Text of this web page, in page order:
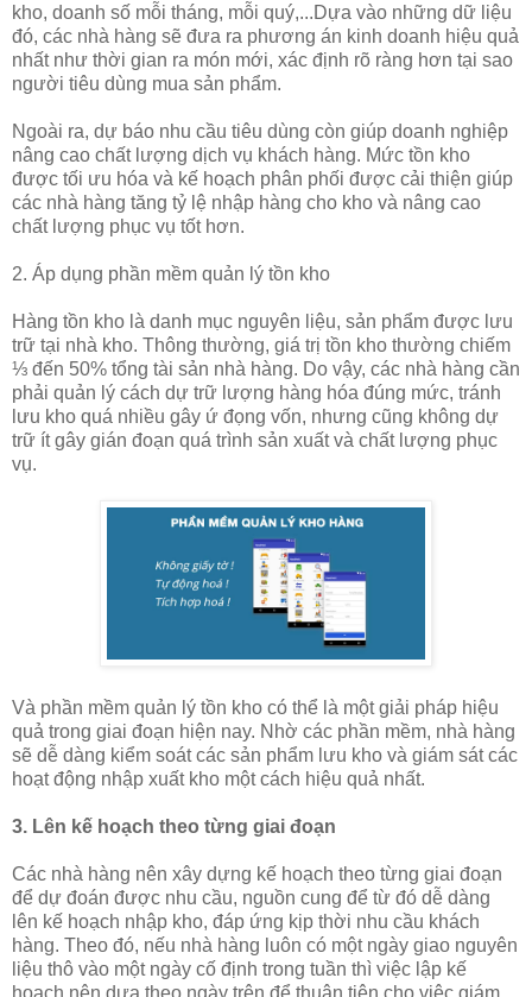
kho, doanh số mỗi tháng, mỗi quý,...Dựa vào những dữ liệu
đó, các nhà hàng sẽ đưa ra phương án kinh doanh hiệu quả
nhất như thời gian ra món mới, xác định rõ ràng hơn tại sao
người tiêu dùng mua sản phẩm.
Ngoài ra, dự báo nhu cầu tiêu dùng còn giúp doanh nghiệp
nâng cao chất lượng dịch vụ khách hàng. Mức tồn kho
được tối ưu hóa và kế hoạch phân phối được cải thiện giúp
các nhà hàng tăng tỷ lệ nhập hàng cho kho và nâng cao
chất lượng phục vụ tốt hơn.
2. Áp dụng phần mềm quản lý tồn kho
Hàng tồn kho là danh mục nguyên liệu, sản phẩm được lưu
trữ tại nhà kho. Thông thường, giá trị tồn kho thường chiếm
⅓ đến 50% tổng tài sản nhà hàng. Do vậy, các nhà hàng cần
phải quản lý cách dự trữ lượng hàng hóa đúng mức, tránh
lưu kho quá nhiều gây ứ đọng vốn, nhưng cũng không dự
trữ ít gây gián đoạn quá trình sản xuất và chất lượng phục
vụ.
Và phần mềm quản lý tồn kho có thể là một giải pháp hiệu
quả trong giai đoạn hiện nay. Nhờ các phần mềm, nhà hàng
sẽ dễ dàng kiểm soát các sản phẩm lưu kho và giám sát các
hoạt động nhập xuất kho một cách hiệu quả nhất.
3. Lên kế hoạch theo từng giai đoạn
Các nhà hàng nên xây dựng kế hoạch theo từng giai đoạn
để dự đoán được nhu cầu, nguồn cung để từ đó dễ dàng
lên kế hoạch nhập kho, đáp ứng kịp thời nhu cầu khách
hàng. Theo đó, nếu nhà hàng luôn có một ngày giao nguyên
liệu thô vào một ngày cố định trong tuần thì việc lập kế
hoạch nên dựa theo ngày trên để thuận tiện cho việc giám